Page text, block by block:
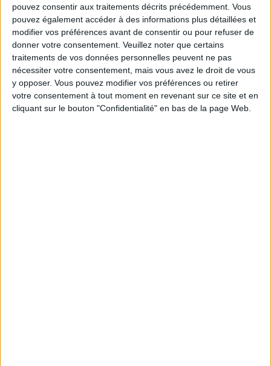
pouvez consentir aux traitements décrits précédemment. Vous
pouvez également accéder à des informations plus détaillées et
modifier vos préférences avant de consentir ou pour refuser de
donner votre consentement. Veuillez noter que certains
traitements de vos données personnelles peuvent ne pas
nécessiter votre consentement, mais vous avez le droit de vous
y opposer. Vous pouvez modifier vos préférences ou retirer
votre consentement à tout moment en revenant sur ce site et en
cliquant sur le bouton "Confidentialité" en bas de la page Web.
Combien de kilos souhaitez-vous perdre ?
Moins de
5 kilos
De 5 à 10
kilos
Plus de
10 kilos